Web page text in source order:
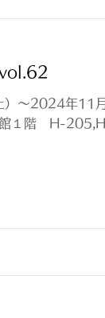
～2024年11
館１階 H-